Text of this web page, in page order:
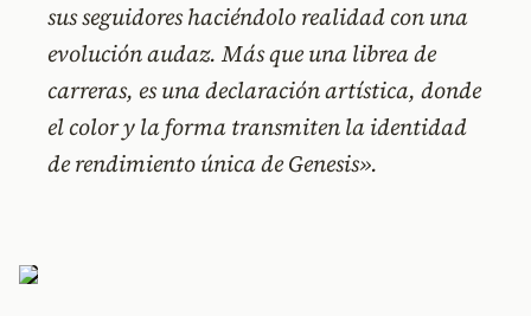
sus seguidores haciéndolo realidad con una
evolución audaz. Más que una librea de
carreras, es una declaración artística, donde
el color y la forma transmiten la identidad
de rendimiento única de Genesis».